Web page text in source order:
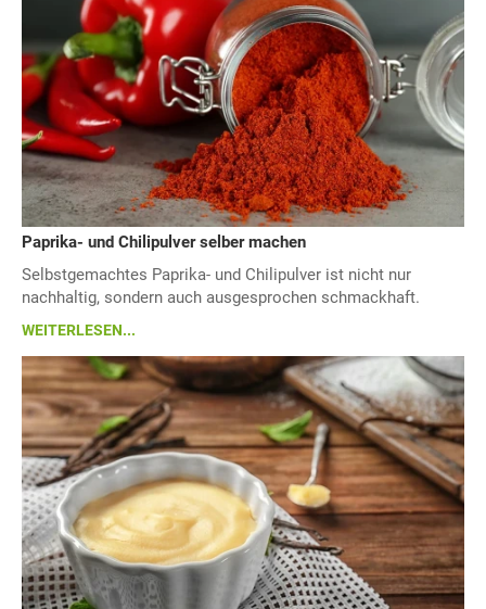
Paprika- und Chilipulver selber machen
Selbstgemachtes Paprika- und Chilipulver ist nicht nur
nachhaltig, sondern auch ausgesprochen schmackhaft.
WEITERLESEN...